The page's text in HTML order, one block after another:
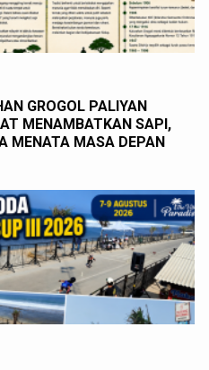
GROGOL PALIYAN
MENAMBATKAN SAPI,
MENATA MASA DEPAN